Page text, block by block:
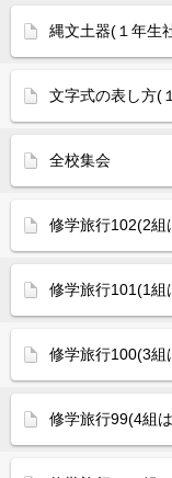
縄文土器(１年生
文字式の表し方(
全校集会
修学旅行102(2組
修学旅行101(1組
修学旅行100(3組
修学旅行99(4組